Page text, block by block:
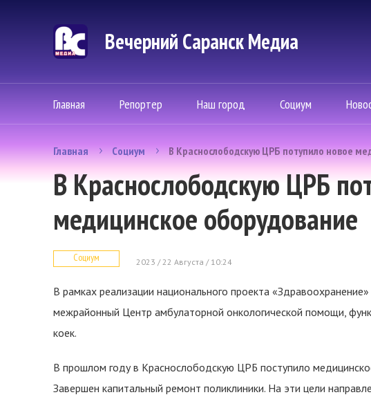
Вечерний Саранск Mедиа
Главная Репортер Наш город Социум
Главная Социум В Краснослободскую ЦРБ потупило новое
В Краснослободскую ЦРБ
медицинское оборудование
Социум 2023 / 22 Августа / 10:24
В рамках реализации национального проекта
межрайонный Центр амбулаторной онкологической помощи,
коек.
В прошлом году в Краснослободскую ЦРБ поступило
Завершен капитальный ремонт поликлиники. На эти цели